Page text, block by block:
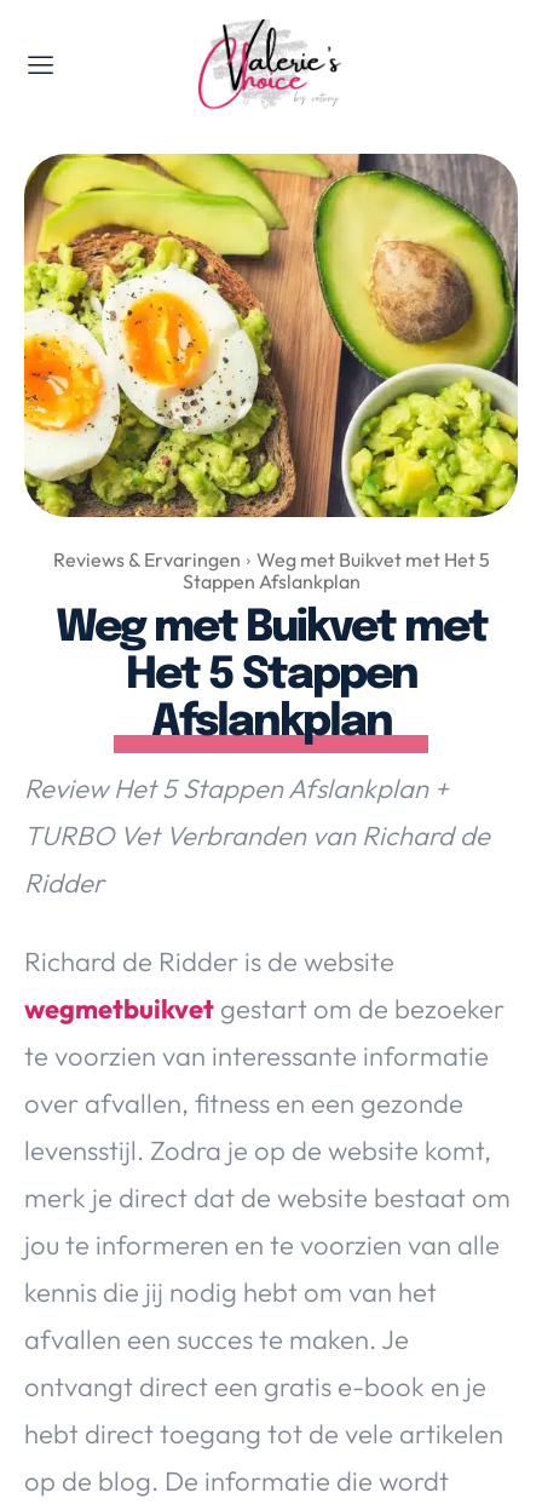
Valerie's Topics
Travel & Culture
Food & Drinks
Happyness & Opmerkelijk
Lifestyle, Sport & Duurzaamheid
Gadgets & Tech
Top 5 van Valerie
Health & Beauty
Huis & Tuin
Nieuws & Media
Over Valerie
Over Valerie
De Top 5
Contact
VALERIE'S CHOICE
Food & Drinks Health & Beauty Gadgets
Huis & Tuin
Reviews & Ervaringen
Weg met Buikvet met Het 5
Stappen Afslankplan
Weg met Buikvet met
Het 5 Stappen
Afslankplan
Review Het 5 Stappen Afslankplan +
TURBO Vet Verbranden van Richard de
Ridder
Richard de Ridder is de website
wegmetbuikvet gestart om de bezoeker
te voorzien van interessante informatie
over afvallen, fitness en een gezonde
levensstijl. Zodra je op de website komt,
merk je direct dat de website bestaat om
jou te informeren en te voorzien van alle
kennis die jij nodig hebt om van het
afvallen een succes te maken. Je
ontvangt direct een gratis e-book en je
hebt direct toegang tot de vele artikelen
op de blog. De informatie die wordt